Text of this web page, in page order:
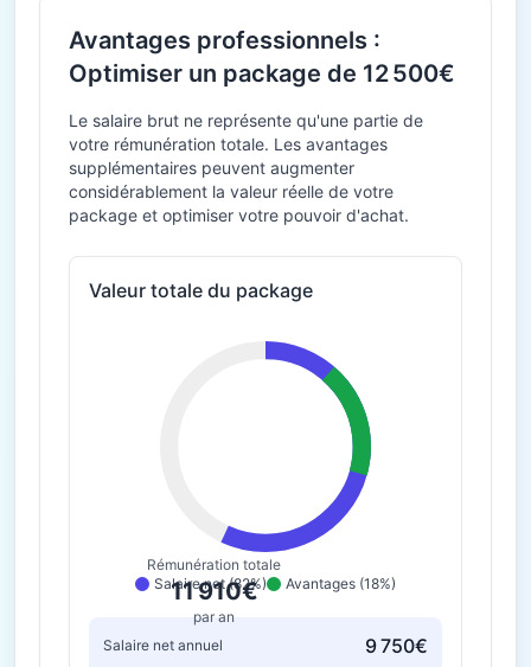
Avantages professionnels :
Optimiser un package de 12 500€
Le salaire brut ne représente qu'une partie de
votre rémunération totale. Les avantages
supplémentaires peuvent augmenter
considérablement la valeur réelle de votre
package et optimiser votre pouvoir d'achat.
Valeur totale du package
Rémunération totale
11 910€
par an
Salaire net (82%) Avantages (18%)
Salaire net annuel 9 750€